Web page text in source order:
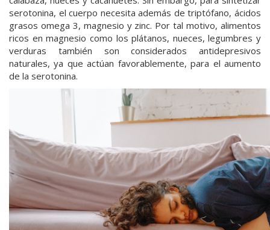
serotonina, el cuerpo necesita además de triptófano, ácidos
grasos omega 3, magnesio y zinc. Por tal motivo, alimentos
ricos en magnesio como los plátanos, nueces, legumbres y
verduras también son considerados antidepresivos
naturales, ya que actúan favorablemente, para el aumento
de la serotonina.